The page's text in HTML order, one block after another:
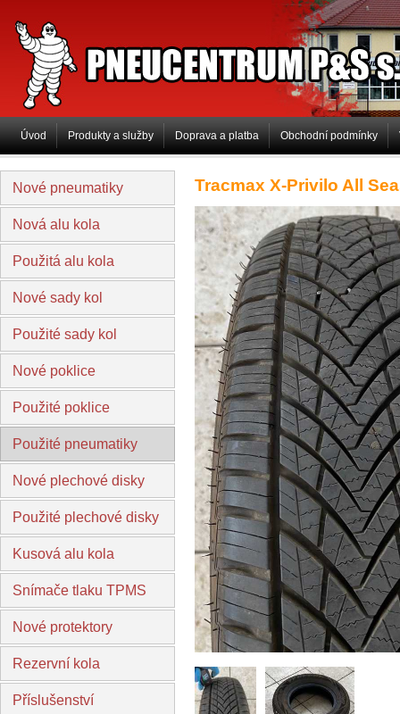
PNEUCENTRUM P&S
Úvod Produkty a služby Doprava a platba Obchodní podmínky
Nové pneumatiky
Nová alu kola
Použitá alu kola
Nové sady kol
Použité sady kol
Nové poklice
Použité poklice
Použité pneumatiky
Nové plechové disky
Použité plechové disky
Kusová alu kola
Snímače tlaku TPMS
Nové protektory
Rezervní kola
Příslušenství
Tracmax X-Privilo All